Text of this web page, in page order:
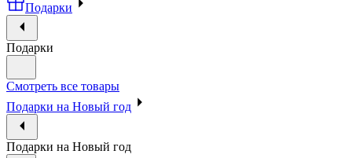
Подарки
Подарки
Смотреть все товары
Подарки на Новый год
Подарки на Новый год